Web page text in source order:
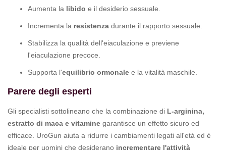
Aumenta la libido e il desiderio sessuale.
Incrementa la resistenza durante il rapporto sessuale.
Stabilizza la qualità dell'eiaculazione e previene
l'eiaculazione precoce.
Supporta l'equilibrio ormonale e la vitalità maschile.
Parere degli esperti
Gli specialisti sottolineano che la combinazione di L-arginina,
estratto di maca e vitamine garantisce un effetto sicuro ed
efficace. UroGun aiuta a ridurre i cambiamenti legati all'età ed è
ideale per uomini che desiderano incrementare l'attività